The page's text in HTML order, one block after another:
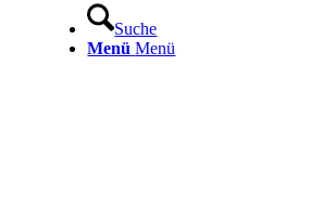
Suche
Menü Menü